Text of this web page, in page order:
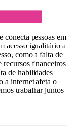
conecta pessoas em
acesso igualitário a
como a falta de
recursos financeiros
de habilidades
a internet afeta o
trabalhar juntos